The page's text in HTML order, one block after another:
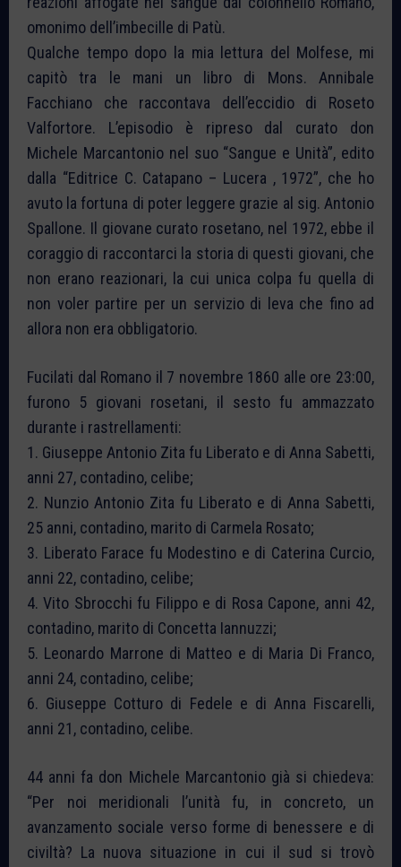
omonimo dell’imbecille di Patù.
Qualche tempo dopo la mia lettura del Molfese, mi
capitò tra le mani un libro di Mons. Annibale
Facchiano che raccontava dell’eccidio di Roseto
Valfortore. L’episodio è ripreso dal curato don
Michele Marcantonio nel suo “Sangue e Unità”, edito
dalla “Editrice C. Catapano – Lucera , 1972”, che ho
avuto la fortuna di poter leggere grazie al sig. Antonio
Spallone. Il giovane curato rosetano, nel 1972, ebbe il
coraggio di raccontarci la storia di questi giovani, che
non erano reazionari, la cui unica colpa fu quella di
non voler partire per un servizio di leva che fino ad
allora non era obbligatorio.
Fucilati dal Romano il 7 novembre 1860 alle ore 23:00,
furono 5 giovani rosetani, il sesto fu ammazzato
durante i rastrellamenti:
1. Giuseppe Antonio Zita fu Liberato e di Anna Sabetti,
anni 27, contadino, celibe;
2. Nunzio Antonio Zita fu Liberato e di Anna Sabetti,
25 anni, contadino, marito di Carmela Rosato;
3. Liberato Farace fu Modestino e di Caterina Curcio,
anni 22, contadino, celibe;
4. Vito Sbrocchi fu Filippo e di Rosa Capone, anni 42,
contadino, marito di Concetta Iannuzzi;
5. Leonardo Marrone di Matteo e di Maria Di Franco,
anni 24, contadino, celibe;
6. Giuseppe Cotturo di Fedele e di Anna Fiscarelli,
anni 21, contadino, celibe.
44 anni fa don Michele Marcantonio già si chiedeva:
“Per noi meridionali l’unità fu, in concreto, un
avanzamento sociale verso forme di benessere e di
civiltà? La nuova situazione in cui il sud si trovò